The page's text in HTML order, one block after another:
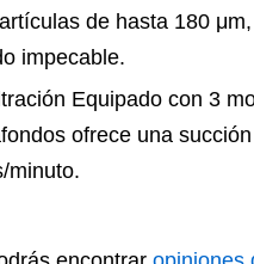
de hasta 180
impecable.
Equipado con 3
ofrece una
minuto.